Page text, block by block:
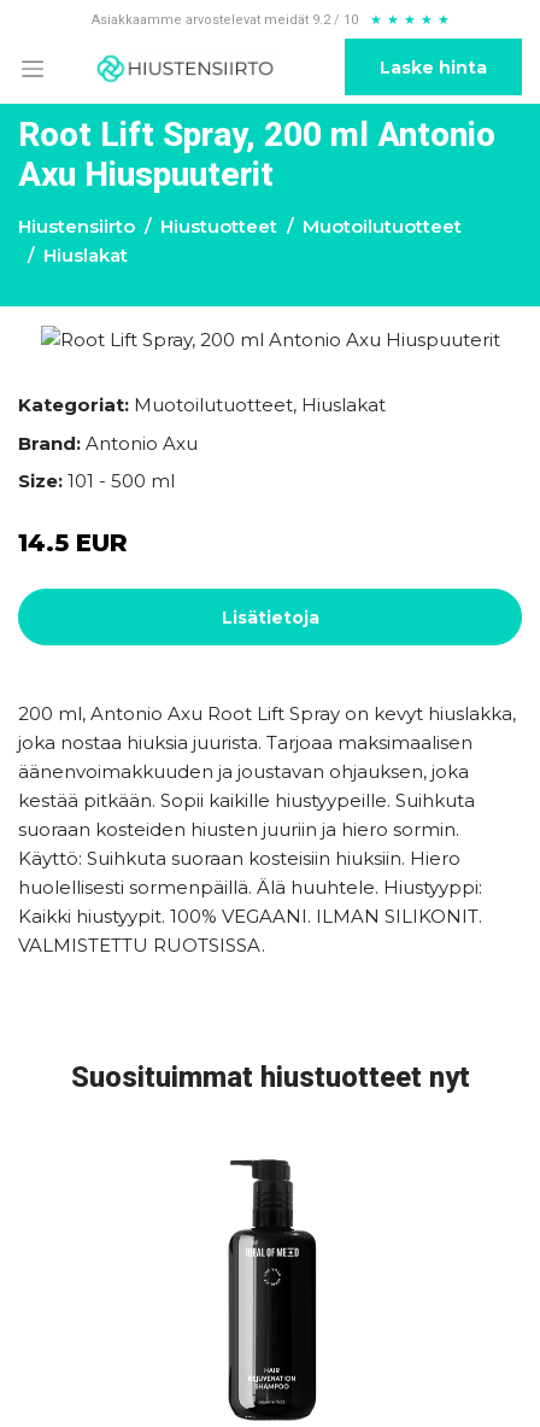
Asiakkaamme arvostelevat meidät 9.2 / 10 ★ ★ ★ ★ ★
Laske hinta
Root Lift Spray, 200 ml Antonio
Axu Hiuspuuterit
Hiustensiirto Hiustuotteet
Muotoilutuotteet
Hiuslakat
Kategoriat: Muotoilutuotteet, Hiuslakat
Brand: Antonio Axu
Size: 101 - 500 ml
14.5 EUR
Lisätietoja
200 ml, Antonio Axu Root Lift Spray on kevyt hiuslakka,
joka nostaa hiuksia juurista. Tarjoaa maksimaalisen
äänenvoimakkuuden ja joustavan ohjauksen, joka
kestää pitkään. Sopii kaikille hiustyypeille. Suihkuta
suoraan kosteiden hiusten juuriin ja hiero sormin.
Käyttö: Suihkuta suoraan kosteisiin hiuksiin. Hiero
huolellisesti sormenpäillä. Älä huuhtele. Hiustyyppi:
Kaikki hiustyypit. 100% VEGAANI. ILMAN SILIKONIT.
VALMISTETTU RUOTSISSA.
Suosituimmat hiustuotteet nyt